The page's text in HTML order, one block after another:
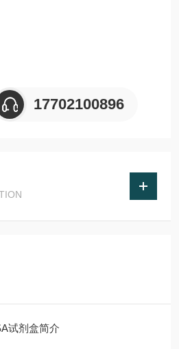
17702100896
试剂盒简介